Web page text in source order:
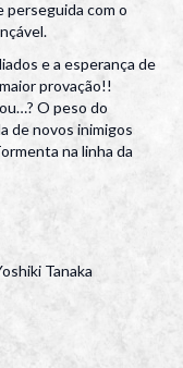
perseguida com o
e a esperança de
provação!!
O peso do
de novos inimigos
na linha da
Tanaka